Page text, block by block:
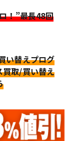
！”最長48回
い替えプログ
買取/買い替え